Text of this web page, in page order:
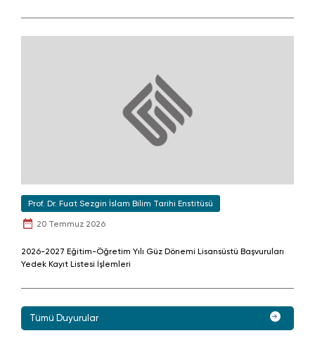
Prof. Dr. Fuat Sezgin İslam Bilim Tarihi Enstitüsü
20 Temmuz 2026
2026-2027 Eğitim-Öğretim Yılı Güz Dönemi Lisansüstü Başvuruları
Yedek Kayıt Listesi İşlemleri
Tümü Duyurular